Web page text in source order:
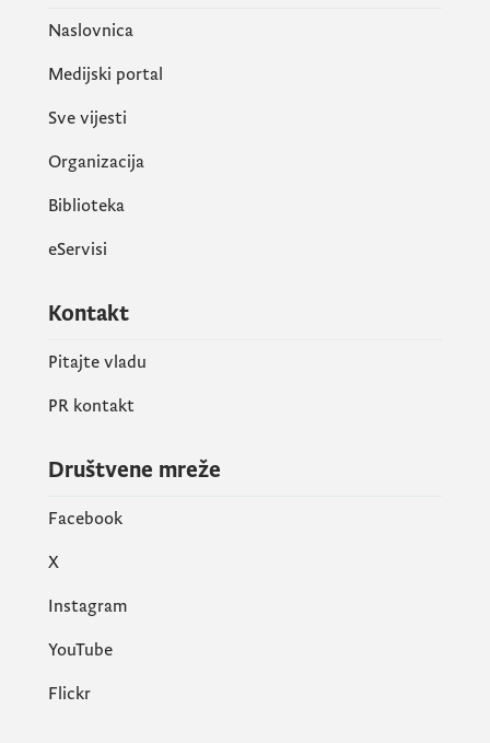
Naslovnica
Medijski portal
Sve vijesti
Organizacija
Biblioteka
eServisi
Kontakt
Pitajte vladu
PR kontakt
Društvene mreže
Facebook
X
Instagram
YouTube
Flickr